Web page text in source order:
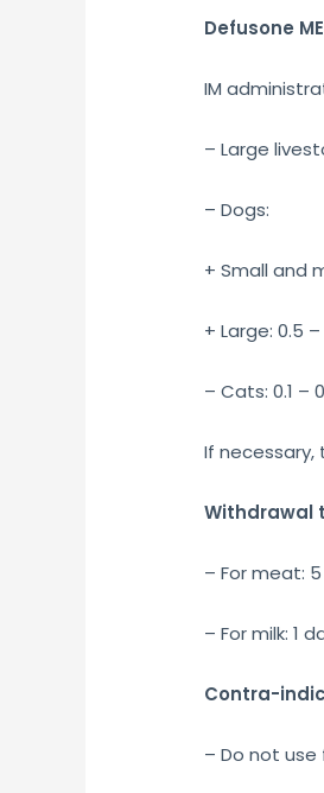
Defusone
IM
– Large
– Dogs:
+ Small and
+ Large: 0.5 –
– Cats: 0.1 –
If
Withdrawal
– For meat:
– For milk: 1
Contra-
– Do not